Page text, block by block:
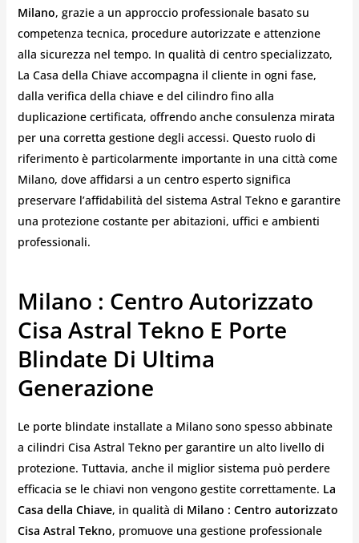
Milano, grazie a un approccio professionale basato su
competenza tecnica, procedure autorizzate e attenzione
alla sicurezza nel tempo. In qualità di centro specializzato,
La Casa della Chiave accompagna il cliente in ogni fase,
dalla verifica della chiave e del cilindro fino alla
duplicazione certificata, offrendo anche consulenza mirata
per una corretta gestione degli accessi. Questo ruolo di
riferimento è particolarmente importante in una città come
Milano, dove affidarsi a un centro esperto significa
preservare l’affidabilità del sistema Astral Tekno e garantire
una protezione costante per abitazioni, uffici e ambienti
professionali.
Milano : Centro Autorizzato
Cisa Astral Tekno E Porte
Blindate Di Ultima
Generazione
Le porte blindate installate a Milano sono spesso abbinate
a cilindri Cisa Astral Tekno per garantire un alto livello di
protezione. Tuttavia, anche il miglior sistema può perdere
efficacia se le chiavi non vengono gestite correttamente. La
Casa della Chiave, in qualità di Milano : Centro autorizzato
Cisa Astral Tekno, promuove una gestione professionale